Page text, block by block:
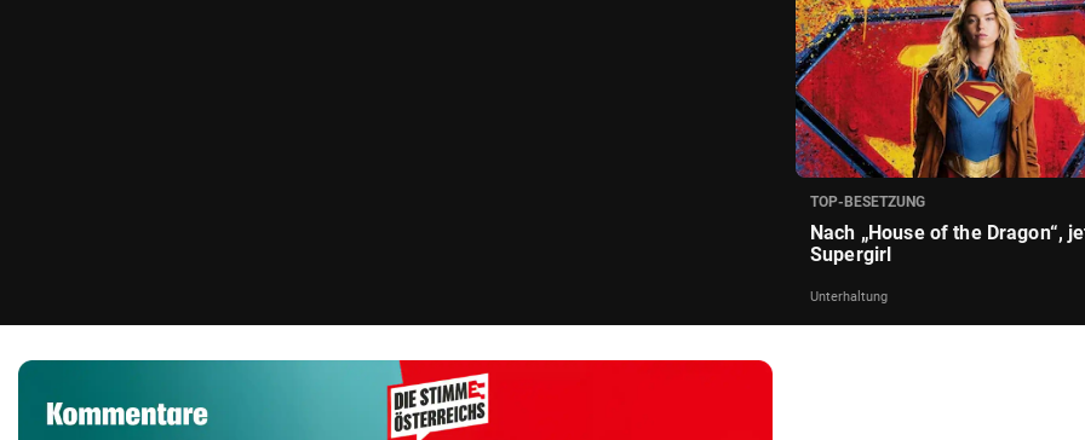
TOP-BESETZUNG
Nach „House of the Dragon“,
Supergirl
Unterhaltung